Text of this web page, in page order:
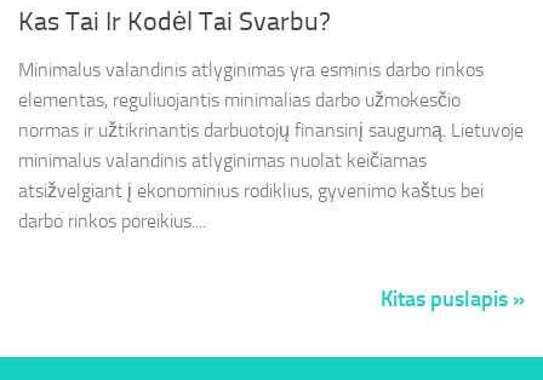
Kas Tai Ir Kodėl Tai Svarbu?
Minimalus valandinis atlyginimas yra esminis darbo rinkos
elementas, reguliuojantis minimalias darbo užmokesčio
normas ir užtikrinantis darbuotojų finansinį saugumą. Lietuvoje
minimalus valandinis atlyginimas nuolat keičiamas
atsižvelgiant į ekonominius rodiklius, gyvenimo kaštus bei
darbo rinkos poreikius....
Kitas puslapis »